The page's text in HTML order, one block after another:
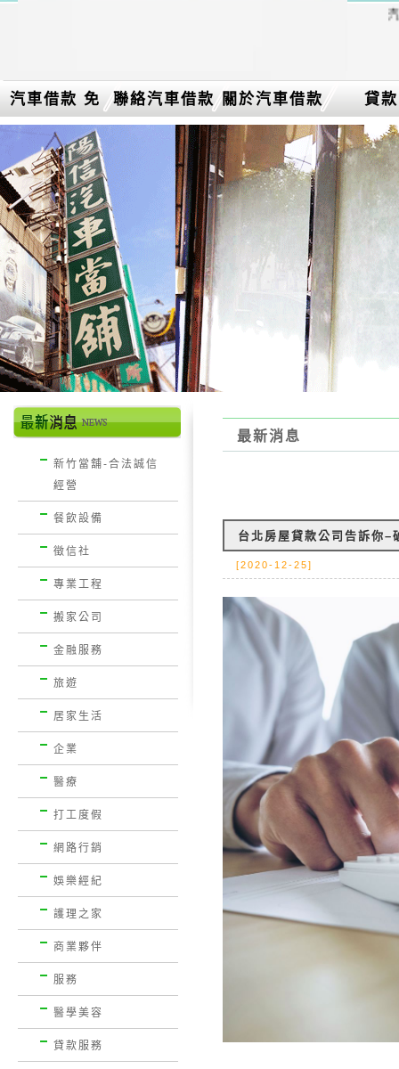
汽車借款 免
留車介紹
聯絡汽車借款 關於汽車借款 貸款
新竹當舖-合法誠信
經營
餐飲設備
徵信社
專業工程
搬家公司
金融服務
旅遊
居家生活
企業
醫療
打工度假
網路行銷
娛樂經紀
護理之家
商業夥伴
服務
醫學美容
貸款服務
最新消息
台北房屋貸款公司告訴你–
[2020-12-25]